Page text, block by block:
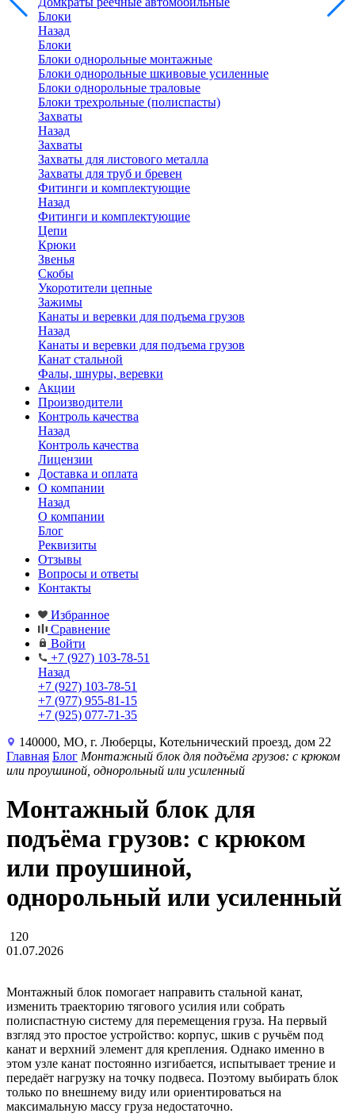
Блоки
Назад
Блоки
Блоки однорольные монтажные
Блоки однорольные шкивовые усиленные
Блоки однорольные траловые
Блоки трехрольные (полиспасты)
Захваты
Назад
Захваты
Захваты для листового металла
Захваты для труб и бревен
Фитинги и комплектующие
Назад
Фитинги и комплектующие
Цепи
Крюки
Звенья
Скобы
Укоротители цепные
Зажимы
Канаты и веревки для подъема грузов
Назад
Канаты и веревки для подъема грузов
Канат стальной
Фалы, шнуры, веревки
Акции
Производители
Контроль качества
Назад
Контроль качества
Лицензии
Доставка и оплата
О компании
Назад
О компании
Блог
Реквизиты
Отзывы
Вопросы и ответы
Контакты
Избранное
Сравнение
Войти
+7 (927) 103-78-51
Назад
+7 (927) 103-78-51
+7 (977) 955-81-15
+7 (925) 077-71-35
140000, МО, г. Люберцы, Котельнический проезд, дом 22
Главная Блог Монтажный блок для подъёма грузов: с крюком
или проушиной, однорольный или усиленный
Монтажный блок для
подъёма грузов: с крюком
или проушиной,
однорольный или усиленный
120
01.07.2026
Монтажный блок помогает направить стальной канат,
изменить траекторию тягового усилия или собрать
полиспастную систему для перемещения груза. На первый
взгляд это простое устройство: корпус, шкив с ручьём под
канат и верхний элемент для крепления. Однако именно в
этом узле канат постоянно изгибается, испытывает трение и
передаёт нагрузку на точку подвеса. Поэтому выбирать блок
только по внешнему виду или ориентироваться на
максимальную массу груза недостаточно.